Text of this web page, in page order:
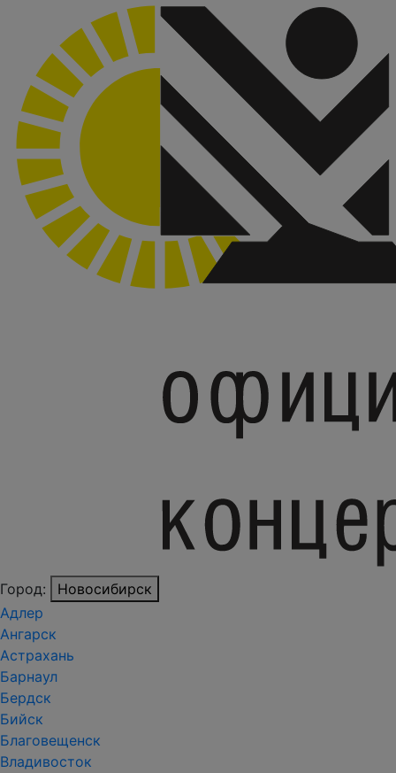
Город:
Новосибирск
Адлер
Ангарск
Астрахань
Барнаул
Бердск
Бийск
Благовещенск
Владивосток